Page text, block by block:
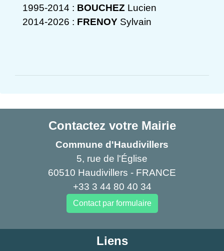
1995-2014 : BOUCHEZ Lucien
2014-2026 : FRENOY Sylvain
Contactez votre Mairie
Commune d'Haudivillers
5, rue de l'Église
60510 Haudivillers - FRANCE
+33 3 44 80 40 34
Contact par formulaire
Liens